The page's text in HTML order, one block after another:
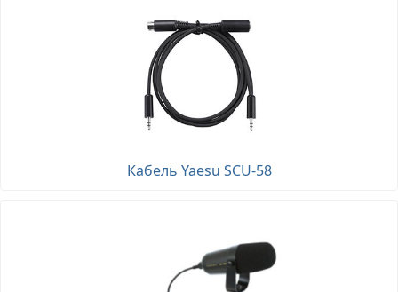
Кабель Yaesu SCU-58